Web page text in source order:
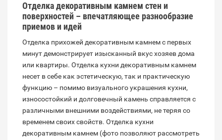
Отделка декоративным камнем стен и
поверхностей – впечатляющее разнообразие
приемов и идей
Отделка прихожей декоративным камнем с первых
минут демонстрирует изысканный вкус хозяев дома
или квартиры. Отделка кухни декоративным камнем
несет в себе как эстетическую, так и практическую
функцию – помимо визуального украшения кухни,
износостойкий и долговечный камень справляется с
различными внешними воздействиями, не теряя со
временем своих свойств. Отделка кухни
декоративным камнем (фото позволяют рассмотреть